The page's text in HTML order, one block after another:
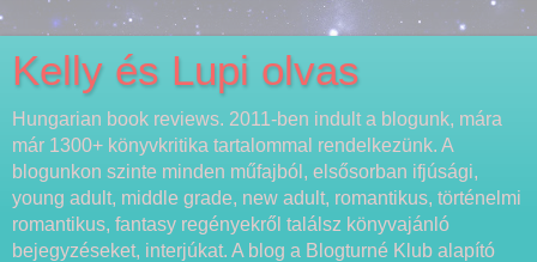
Kelly és Lupi olvas
Hungarian book reviews. 2011-ben indult a blogunk, mára
már 1300+ könyvkritika tartalommal rendelkezünk. A
blogunkon szinte minden műfajból, elsősorban ifjúsági,
young adult, middle grade, new adult, romantikus, történelmi
romantikus, fantasy regényekről találsz könyvajánló
bejegyzéseket, interjúkat. A blog a Blogturné Klub alapító